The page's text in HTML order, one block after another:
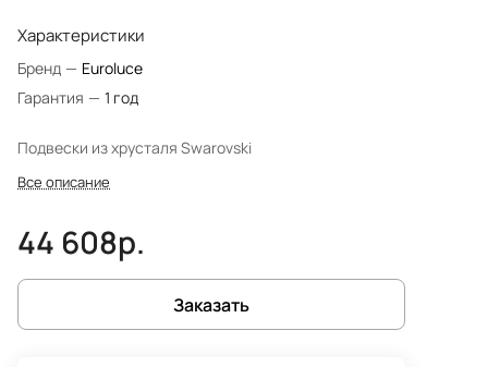
Характеристики
Бренд — Euroluce
Гарантия — 1 год
Подвески из хрусталя Swarovski
Все описание
44 608р.
Заказать